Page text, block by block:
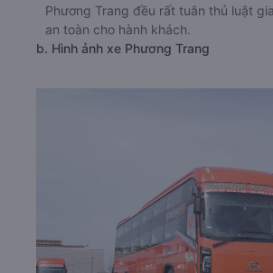
Phương Trang đều rất tuân thủ luật
an toàn cho hành khách.
b. Hình ảnh xe Phương Trang